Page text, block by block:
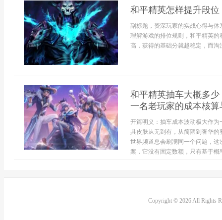
和平精英怎样提升段
副标题，资深玩家的实战心得与
理解游戏的排位规则，和平精英
高，获得的基础分就越稳定，而
和平精英抽车大概多
一名老玩家的成本核
开篇明义：抽车成本波动极大作
具皮肤从无到有，从简陋到奢华
世界频道总会刷满同一个问题，
案，它没有固定数额，只有基于
Copyright © 2026 All Rights